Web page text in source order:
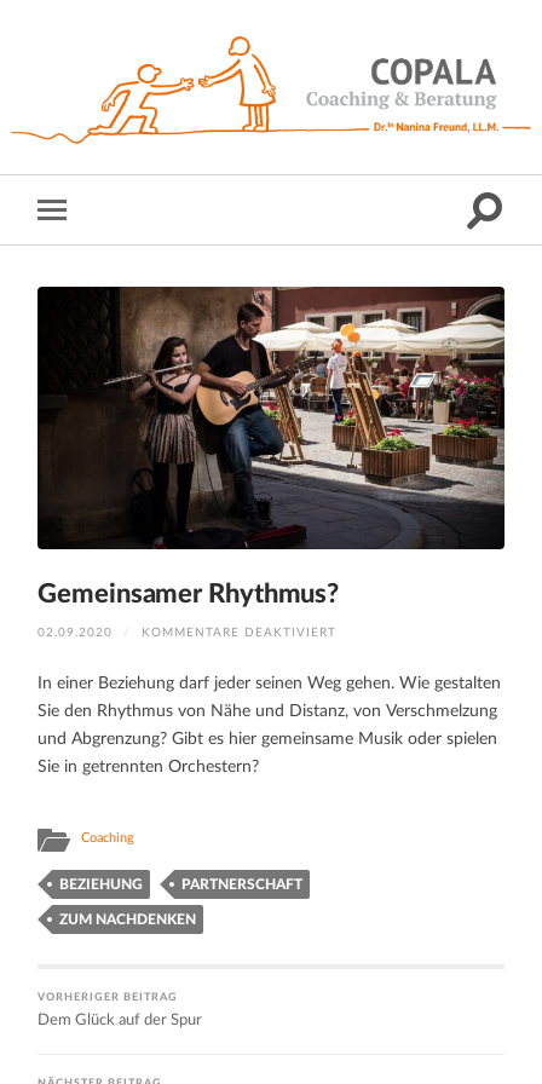
Gemeinsamer Rhythmus?
02.09.2020 / KOMMENTARE DEAKTIVIERT
In einer Beziehung darf jeder seinen Weg gehen. Wie gestalten
Sie den Rhythmus von Nähe und Distanz, von Verschmelzung
und Abgrenzung? Gibt es hier gemeinsame Musik oder spielen
Sie in getrennten Orchestern?
Coaching
BEZIEHUNG PARTNERSCHAFT
ZUM NACHDENKEN
VORHERIGER BEITRAG
Dem Glück auf der Spur